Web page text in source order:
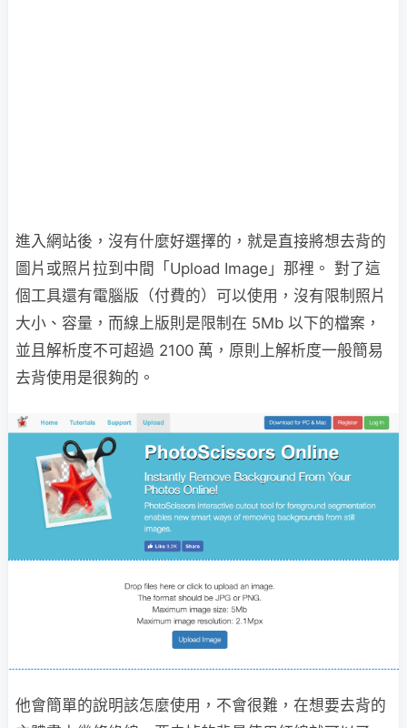
進入網站後，沒有什麼好選擇的，就是直接將想去背的
圖片或照片拉到中間「Upload Image」那裡。 對了這
個工具還有電腦版（付費的）可以使用，沒有限制照片
大小、容量，而線上版則是限制在 5Mb 以下的檔案，
並且解析度不可超過 2100 萬，原則上解析度一般簡易
去背使用是很夠的。
他會簡單的說明該怎麼使用，不會很難，在想要去背的